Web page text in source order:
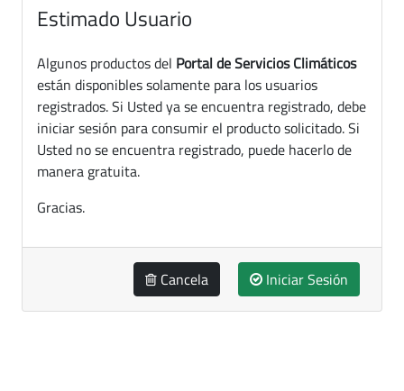
Estimado Usuario
Algunos productos del Portal de Servicios Climáticos
están disponibles solamente para los usuarios
registrados. Si Usted ya se encuentra registrado, debe
iniciar sesión para consumir el producto solicitado. Si
Usted no se encuentra registrado, puede hacerlo de
manera gratuita.
Gracias.
Cancela Iniciar Sesión